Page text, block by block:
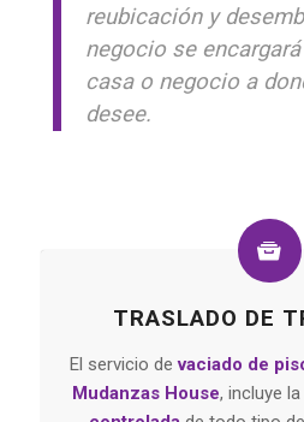
reubicación y
negocio se
casa o negocio a
desee.
TRASLADO DE
El servicio devaciado de
Mudanzas House, incluye la